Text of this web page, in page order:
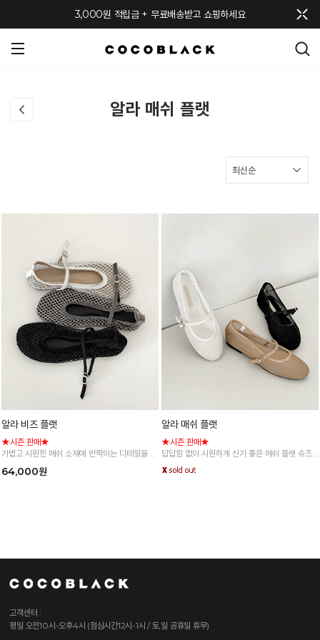
3,000원 적립금 + 무료배송받고 쇼핑하세요
알라 매쉬 플랫
알라 비즈 플랫
★시즌 판매★
가볍고 시원한 메쉬 소재에 반짝이는 디테일을 더
해 세련된 무드를 완성한 메리제인 슈즈예요 :)
데일리룩부터 휴양지룩까지 포인트 있게 매치하
64,000원
알라 매쉬 플랫
★시즌 판매★
답답함 없이 시원하게 신기 좋은 메쉬 플랫 슈즈
예요 :)
여성스러운 메리제인 디자인으로 다양한 룩에 자
고객센터 :
평일 오전10시-오후4시 (점심시간12시-1시 / 토,일 공휴일 휴무)